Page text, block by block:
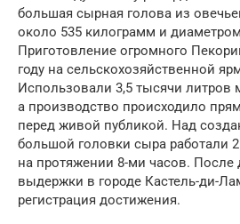
большая сырная голова из
около 535 килограмм и
Приготовление огромного
году на сельскохозяйственной
Использовали 3,5 тысячи литров
а производство происходило
перед живой публикой. Над
большой головки сыра работали
на протяжении 8-ми часов. После
выдержки в городе Кастель-ди-
регистрация достижения.